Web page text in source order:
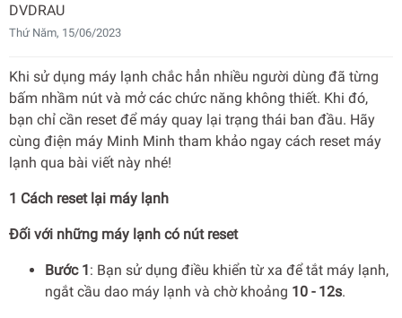
DVDRAU
Thứ Năm, 15/06/2023
Khi sử dụng máy lạnh chắc hẳn nhiều người dùng đã từng
bấm nhầm nút và mở các chức năng không thiết. Khi đó,
bạn chỉ cần reset để máy quay lại trạng thái ban đầu. Hãy
cùng điện máy Minh Minh tham khảo ngay cách reset máy
lạnh qua bài viết này nhé!
1 Cách reset lại máy lạnh
Đối với những máy lạnh có nút reset
Bước 1 : Bạn sử dụng điều khiển từ xa để tắt máy lạnh,
ngắt cầu dao máy lạnh và chờ khoảng 10 - 12s.